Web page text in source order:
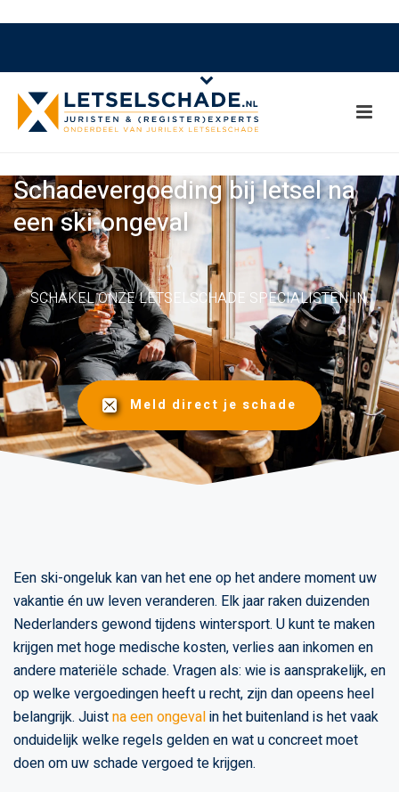
Schadevergoeding bij letsel na
een ski-ongeval
SCHAKEL ONZE LETSELSCHADE SPECIALISTEN IN.
Meld direct je schade
Een ski-ongeluk kan van het ene op het andere moment uw
vakantie én uw leven veranderen. Elk jaar raken duizenden
Nederlanders gewond tijdens wintersport. U kunt te maken
krijgen met hoge medische kosten, verlies aan inkomen en
andere materiële schade. Vragen als: wie is aansprakelijk, en
op welke vergoedingen heeft u recht, zijn dan opeens heel
belangrijk. Juistna een ongevalin het buitenland is het vaak
onduidelijk welke regels gelden en wat u concreet moet
doen om uw schade vergoed te krijgen.